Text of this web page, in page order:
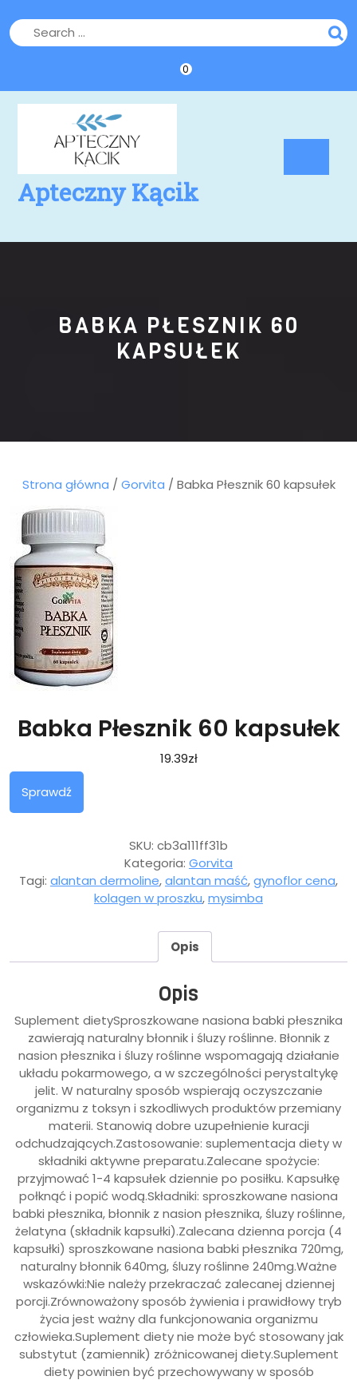
to
content
0
Apteczny Kącik
BABKA PŁESZNIK 60
KAPSUŁEK
Strona główna / Gorvita / Babka Płesznik 60 kapsułek
Babka Płesznik 60 kapsułek
19.39zł
Sprawdź
SKU: cb3a111ff31b
Kategoria: Gorvita
Tagi: alantan dermoline,alantan maść,gynoflor cena,
kolagen w proszku,mysimba
Opis
Opis
Suplement dietySproszkowane nasiona babki płesznika
zawierają naturalny błonnik i śluzy roślinne. Błonnik z
nasion płesznika i śluzy roślinne wspomagają działanie
układu pokarmowego, a w szczególności perystaltykę
jelit. W naturalny sposób wspierają oczyszczanie
organizmu z toksyn i szkodliwych produktów przemiany
materii. Stanowią dobre uzupełnienie kuracji
odchudzających.Zastosowanie: suplementacja diety w
składniki aktywne preparatu.Zalecane spożycie:
przyjmować 1-4 kapsułek dziennie po posiłku. Kapsułkę
połknąć i popić wodą.Składniki: sproszkowane nasiona
babki płesznika, błonnik z nasion płesznika, śluzy roślinne,
żelatyna (składnik kapsułki).Zalecana dzienna porcja (4
kapsułki) sproszkowane nasiona babki płesznika 720mg,
naturalny błonnik 640mg, śluzy roślinne 240mg.Ważne
wskazówki:Nie należy przekraczać zalecanej dziennej
porcji.Zrównoważony sposób żywienia i prawidłowy tryb
życia jest ważny dla funkcjonowania organizmu
człowieka.Suplement diety nie może być stosowany jak
substytut (zamiennik) zróżnicowanej diety.Suplement
diety powinien być przechowywany w sposób